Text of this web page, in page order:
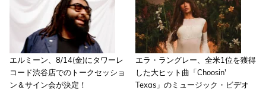
エルミーン、8/14(金)にタワーレ
コード渋谷店でのトークセッショ
ン＆サイン会が決定！
エラ・ラングレー、全米1位を獲得
した大ヒット曲「Choosin'
Texas」のミュージック・ビデオ